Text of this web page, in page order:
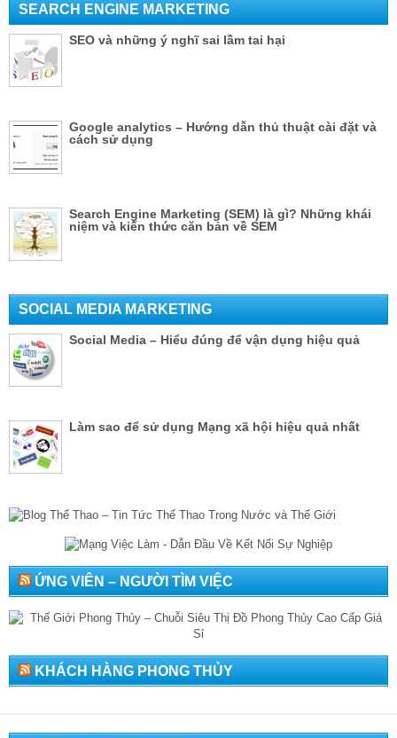
SEARCH ENGINE MARKETING
SEO và những ý nghĩ sai lầm tai hại
Google analytics – Hướng dẫn thủ thuật cài đặt và
cách sử dụng
Search Engine Marketing (SEM) là gì? Những khái
niệm và kiến thức căn bản về SEM
SOCIAL MEDIA MARKETING
Social Media – Hiểu đúng để vận dụng hiệu quả
Làm sao để sử dụng Mạng xã hội hiệu quả nhất
ỨNG VIÊN – NGƯỜI TÌM VIỆC
KHÁCH HÀNG PHONG THỦY